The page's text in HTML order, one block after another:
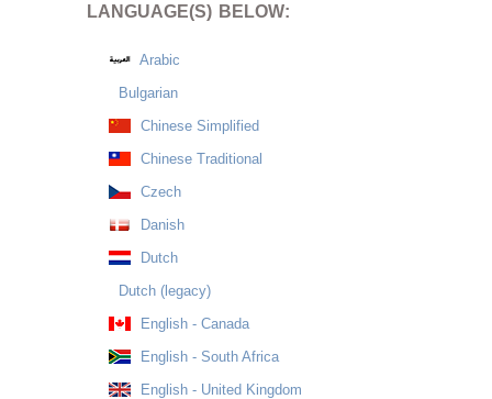
LANGUAGE(S) BELOW:
Arabic
Bulgarian
Chinese Simplified
Chinese Traditional
Czech
Danish
Dutch
Dutch (legacy)
English - Canada
English - South Africa
English - United Kingdom